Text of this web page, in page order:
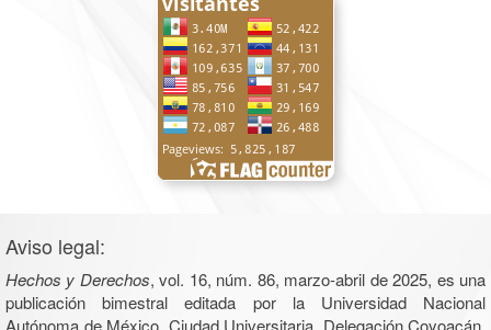
Aviso legal:
Hechos y Derechos, vol. 16, núm. 86, marzo-abril de 2025, es una
publicación bimestral editada por la Universidad Nacional